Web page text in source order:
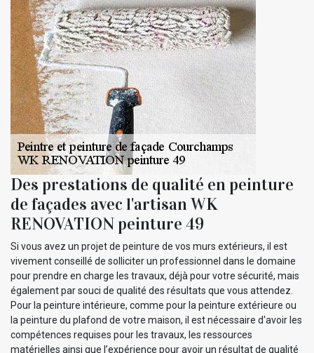
Des prestations de qualité en peinture
de façades avec l'artisan WK
RENOVATION peinture 49
Si vous avez un projet de peinture de vos murs extérieurs, il est
vivement conseillé de solliciter un professionnel dans le domaine
pour prendre en charge les travaux, déjà pour votre sécurité, mais
également par souci de qualité des résultats que vous attendez.
Pour la peinture intérieure, comme pour la peinture extérieure ou
la peinture du plafond de votre maison, il est nécessaire d'avoir les
compétences requises pour les travaux, les ressources
matérielles ainsi que l’expérience pour avoir un résultat de qualité